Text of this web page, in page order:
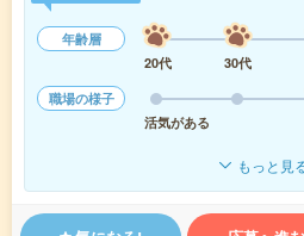
年齢層
20代
30代
職場の様子
活気がある
もっと見